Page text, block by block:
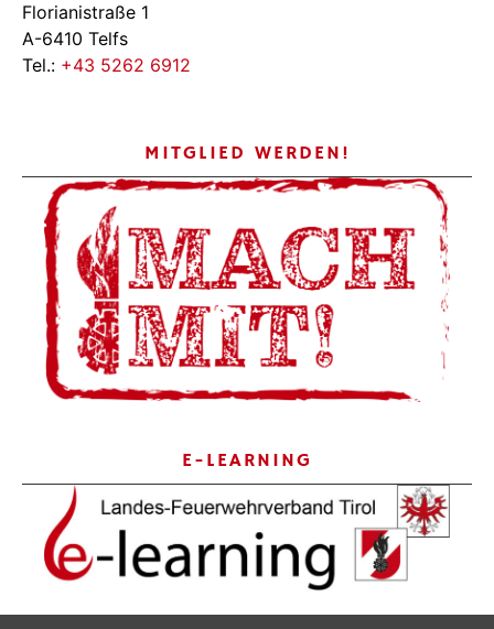
Florianistraße 1
A-6410 Telfs
Tel.: +43 5262 6912
MITGLIED WERDEN!
E-LEARNING